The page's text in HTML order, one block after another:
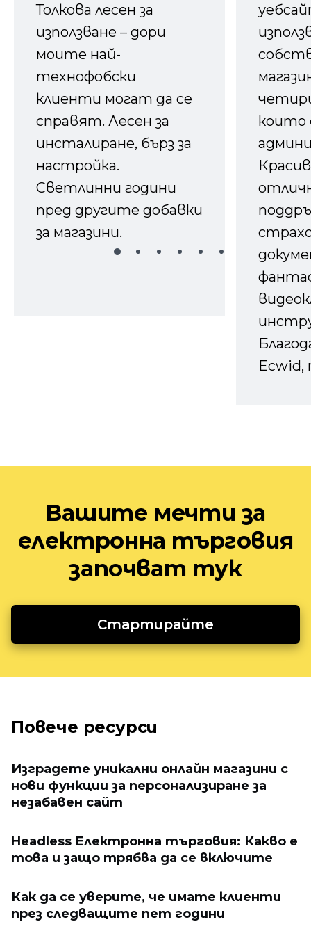
Толкова лесен за
използване – дори
моите най-
технофобски
клиенти могат да се
справят. Лесен за
инсталиране, бърз за
настройка.
Светлинни години
пред другите добавки
за магазини.
които
Ecwid,
Вашите мечти за
електронна търговия
започват тук
Стартирайте
Повече ресурси
Изградете уникални онлайн магазини с
нови функции за персонализиране за
незабавен сайт
Headless Електронна търговия: Какво е
това и защо трябва да се включите
Как да се уверите, че имате клиенти
през следващите пет години